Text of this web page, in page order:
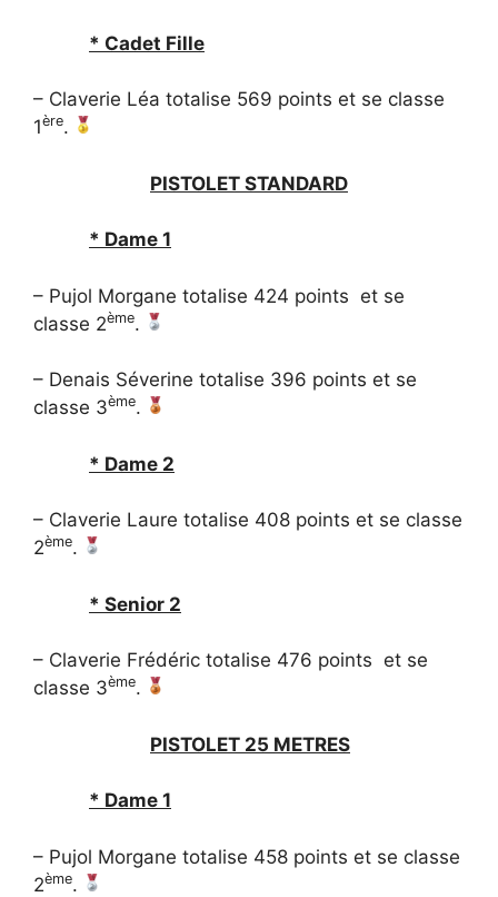
* Cadet Fille
– Claverie Léa totalise 569 points et se classe
1ère.
PISTOLET STANDARD
* Dame 1
– Pujol Morgane totalise 424 points et se
classe 2ème.
– Denais Séverine totalise 396 points et se
classe 3ème.
* Dame 2
– Claverie Laure totalise 408 points et se classe
2ème.
* Senior 2
– Claverie Frédéric totalise 476 points et se
classe 3ème.
PISTOLET 25 METRES
* Dame 1
– Pujol Morgane totalise 458 points et se classe
2ème.